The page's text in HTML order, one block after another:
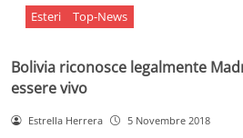
Esteri Top-News
Bolivia riconosce legalmente
essere vivo
Estrella Herrera 5 Novembre 2018